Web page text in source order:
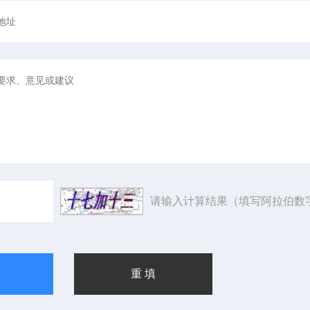
请输入计算结果（填写阿拉伯数